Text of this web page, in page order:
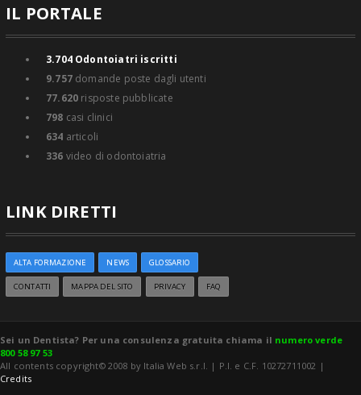
IL PORTALE
3.704Odontoiatri iscritti
9.757domande poste dagli utenti
77.620 risposte pubblicate
798 casi clinici
634 articoli
336 video di odontoiatria
LINK DIRETTI
ALTA FORMAZIONE NEWS GLOSSARIO
CONTATTI MAPPA DEL SITO PRIVACY FAQ
Sei un Dentista? Per una consulenza gratuita chiama il numero verde
800 58 97 53
All contents copyright© 2008 by Italia Web s.r.l. | P.I. e C.F. 10272711002 |
Credits